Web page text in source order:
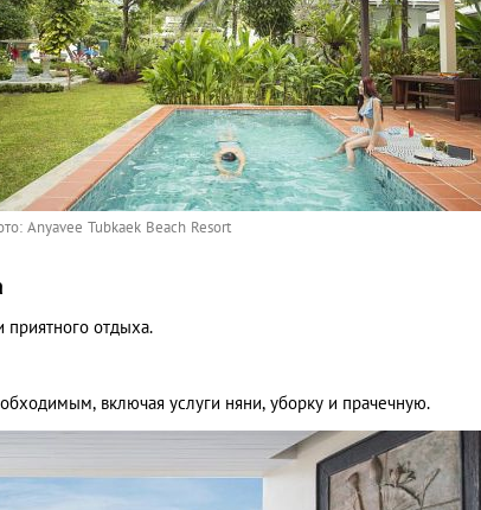
Anyavee Tubkaek Beach Resort
отдыха.
включая услуги няни, уборку и прачечную.